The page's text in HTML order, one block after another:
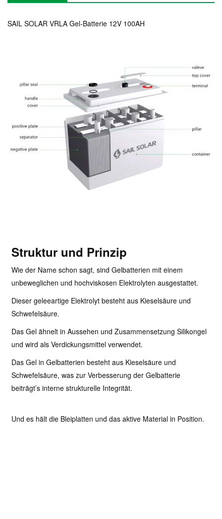
SAIL SOLAR VRLA Gel-Batterie 12V 100AH
Struktur und Prinzip
Wie der Name schon sagt, sind Gelbatterien mit einem
unbeweglichen und hochviskosen Elektrolyten ausgestattet.
Dieser geleeartige Elektrolyt besteht aus Kieselsäure und
Schwefelsäure.
Das Gel ähnelt in Aussehen und Zusammensetzung Silikongel
und wird als Verdickungsmittel verwendet.
Das Gel in Gelbatterien besteht aus Kieselsäure und
Schwefelsäure, was zur Verbesserung der Gelbatterie
beiträgt’s interne strukturelle Integrität.
Und es hält die Bleiplatten und das aktive Material in Position.